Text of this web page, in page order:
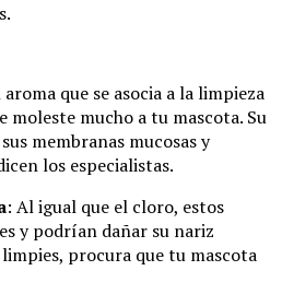
aroma que se asocia a la limpieza
moleste mucho a tu mascota. Su
membranas mucosas y
los especialistas.
: Al igual que el cloro, estos
y podrían dañar su nariz
procura que tu mascota